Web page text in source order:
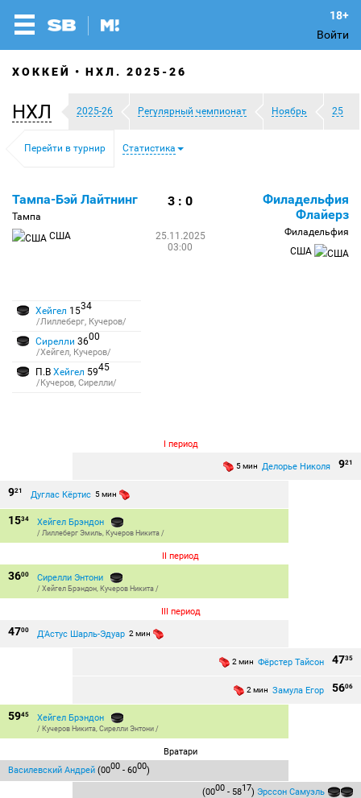
Войти
ХОККЕЙ НХЛ. 2025-26
НХЛ 2025-26 Регулярный чемпионат Ноябрь 25
Перейти в турнир Статистика
Тампа-Бэй Лайтнинг
Тампа
США
3 : 0
25.11.2025
03:00
Филадельфия
Флайерз
Филадельфия
США
Хейгел 1534
/Лиллеберг, Кучеров/
Сирелли 3600
/Хейгел, Кучеров/
П.В Хейгел 5945
/Кучеров, Сирелли/
I период
921
5 мин Делорье Николя
921 Дуглас Кёртис 5 мин
1534 Хейгел Брэндон
/ Лиллеберг Эмиль, Кучеров Никита /
II период
3600 Сирелли Энтони
/ Хейгел Брэндон, Кучеров Никита /
III период
4700 Д'Астус Шарль-Эдуар 2 мин
4735
2 мин Фёрстер Тайсон
5606
2 мин Замула Егор
5945 Хейгел Брэндон
/ Кучеров Никита, Сирелли Энтони /
Вратари
Василевский Андрей (0000 - 6000)
(0000 - 5817) Эрссон Самуэль